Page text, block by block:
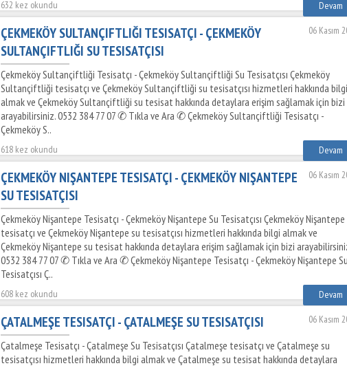
632 kez okundu
Devam
06 Kasım
ÇEKMEKÖY SULTANÇIFTLIĞI TESISATÇI - ÇEKMEKÖY
SULTANÇIFTLIĞI SU TESISATÇISI
Çekmeköy Sultançiftliği Tesisatçı - Çekmeköy Sultançiftliği Su Tesisatçısı Çekmeköy
Sultançiftliği tesisatçı ve Çekmeköy Sultançiftliği su tesisatçısı hizmetleri hakkında bilgi
almak ve Çekmeköy Sultançiftliği su tesisat hakkında detaylara erişim sağlamak için bizi
arayabilirsiniz. 0532 384 77 07 ✆ Tıkla ve Ara ✆ Çekmeköy Sultançiftliği Tesisatçı -
Çekmeköy S..
618 kez okundu
Devam
06 Kasım
ÇEKMEKÖY NIŞANTEPE TESISATÇI - ÇEKMEKÖY NIŞANTEPE
SU TESISATÇISI
Çekmeköy Nişantepe Tesisatçı - Çekmeköy Nişantepe Su Tesisatçısı Çekmeköy Nişantepe
tesisatçı ve Çekmeköy Nişantepe su tesisatçısı hizmetleri hakkında bilgi almak ve
Çekmeköy Nişantepe su tesisat hakkında detaylara erişim sağlamak için bizi
0532 384 77 07 ✆ Tıkla ve Ara ✆ Çekmeköy Nişantepe Tesisatçı - Çekmeköy Nişantepe Su
Tesisatçısı Ç..
608 kez okundu
Devam
06 Kasım
ÇATALMEŞE TESISATÇI - ÇATALMEŞE SU TESISATÇISI
Çatalmeşe Tesisatçı - Çatalmeşe Su Tesisatçısı Çatalmeşe tesisatçı ve Çatalmeşe su
tesisatçısı hizmetleri hakkında bilgi almak ve Çatalmeşe su tesisat hakkında detaylara